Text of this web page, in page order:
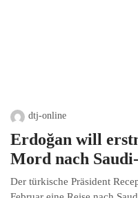
dtj-online
Erdoğan will
Mord nach
Der türkische Präsident